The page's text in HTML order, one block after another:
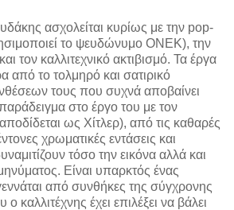
ασχολείται κυρίως με την pop-
το ψευδώνυμο ΟΝΕΚ), την
τον καλλιτεχνικό ακτιβισμό. Τα έργα
από το τολμηρό και σατιρικό
τους που συχνά αποβαίνει
στο έργο του με τον
ως Χίτλερ), από τις καθαρές
χρωματικές εντάσεις και
τόσο την εικόνα αλλά και
Είναι υπαρκτός ένας
από συνθήκες της σύγχρονης
καλλιτέχνης έχει επιλέξει να βάλει